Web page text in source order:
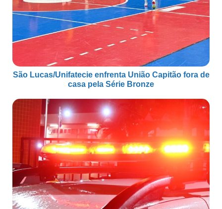
São Lucas/Unifatecie enfrenta União Capitão fora de
casa pela Série Bronze